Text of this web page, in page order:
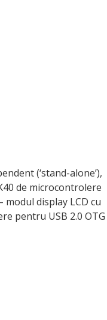
(‘stand-alone’),
de microcontrolere
modul display LCD cu
pentru USB 2.0 OTG